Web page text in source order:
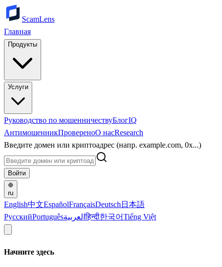
ScamLens
Главная
Продукты
Услуги
Руководство по мошенничествуБлогIQ
АнтимошенникПровереноО насResearch
Введите домен или криптоадрес (напр. example.com, 0x...)
Войти
ru
English中文EspañolFrançaisDeutsch 日本語
РусскийPortuguêsالعربيةहिन्दी한국어Tiếng Việt
Начните здесь